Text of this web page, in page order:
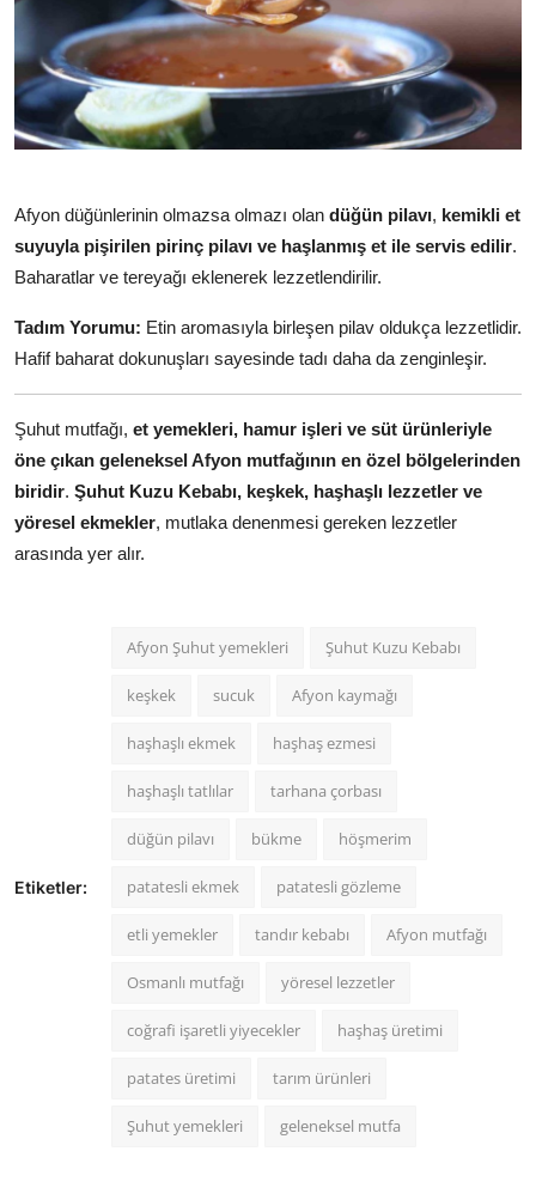
Afyon düğünlerinin olmazsa olmazı olan düğün pilavı, kemikli et
suyuyla pişirilen pirinç pilavı ve haşlanmış et ile servis edilir.
Baharatlar ve tereyağı eklenerek lezzetlendirilir.
Tadım Yorumu: Etin aromasıyla birleşen pilav oldukça lezzetlidir.
Hafif baharat dokunuşları sayesinde tadı daha da zenginleşir.
Şuhut mutfağı, et yemekleri, hamur işleri ve süt ürünleriyle
öne çıkan geleneksel Afyon mutfağının en özel bölgelerinden
biridir. Şuhut Kuzu Kebabı, keşkek, haşhaşlı lezzetler ve
yöresel ekmekler, mutlaka denenmesi gereken lezzetler
arasında yer alır.
Etiketler:
Afyon Şuhut yemekleri Şuhut Kuzu Kebabı
keşkek sucuk Afyon kaymağı
haşhaşlı ekmek haşhaş ezmesi
haşhaşlı tatlılar tarhana çorbası
düğün pilavı bükme höşmerim
patatesli ekmek patatesli gözleme
etli yemekler tandır kebabı Afyon mutfağı
Osmanlı mutfağı yöresel lezzetler
coğrafi işaretli yiyecekler haşhaş üretimi
patates üretimi tarım ürünleri
Şuhut yemekleri geleneksel mutfa